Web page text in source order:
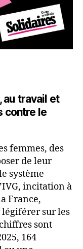
au travail et
contre le
femmes, des
de leur
système
incitation à
France,
sur les
sont
164